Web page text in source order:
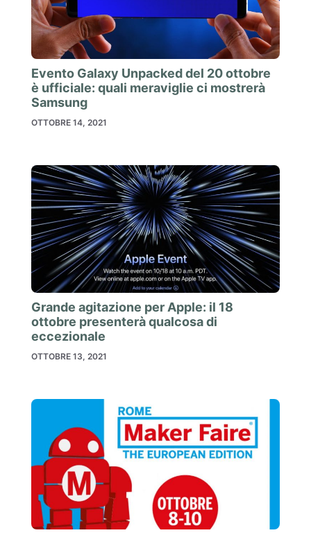
Evento Galaxy Unpacked del 20 ottobre
è ufficiale: quali meraviglie ci mostrerà
Samsung
OTTOBRE 14, 2021
Grande agitazione per Apple: il 18
ottobre presenterà qualcosa di
eccezionale
OTTOBRE 13, 2021